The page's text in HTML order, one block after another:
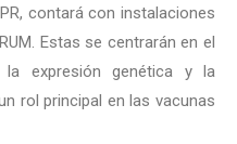
contará con instalaciones
Estas se centrarán en el
la expresión genética y la
rol principal en las vacunas